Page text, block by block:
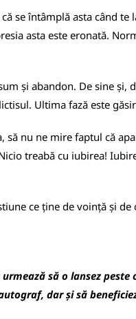
se întâmplă asta când
asta este eronată.
și abandon. De sine și,
Ultima fază este
să nu ne mire faptul că
treabă cu iubirea!
ce ține de voință și
să o lansez
dar și să